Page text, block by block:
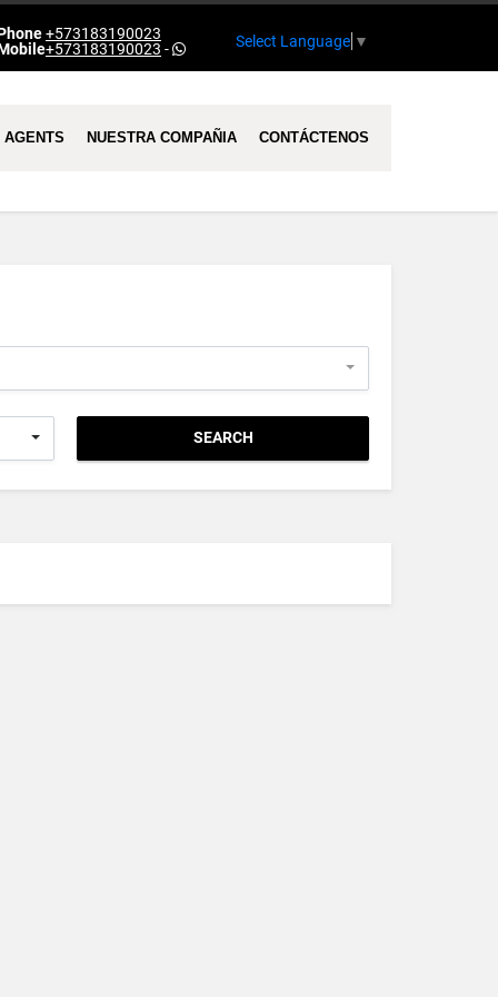
+573183190023
+573183190023 - Select Language ▼
AGENTS NUESTRA COMPAÑIA CONTÁCTENOS
SEARCH